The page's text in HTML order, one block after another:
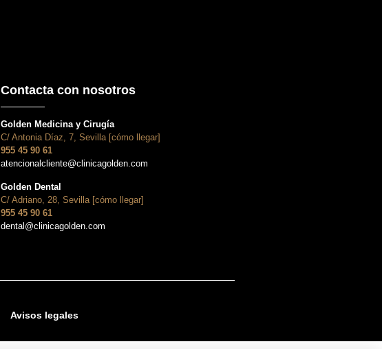
Contacta con nosotros
Golden Medicina y Cirugía
C/ Antonia Díaz, 7, Sevilla [cómo llegar]
955 45 90 61
atencionalcliente@clinicagolden.com
Golden Dental
C/ Adriano, 28, Sevilla [cómo llegar]
955 45 90 61
dental@clinicagolden.com
Avisos legales